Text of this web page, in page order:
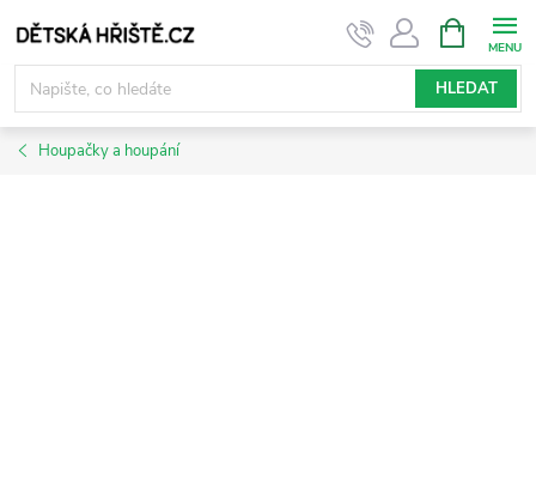
na
obsah
HLEDAT
NÁKUPNÍ
KOŠÍK
Houpačky a houpání